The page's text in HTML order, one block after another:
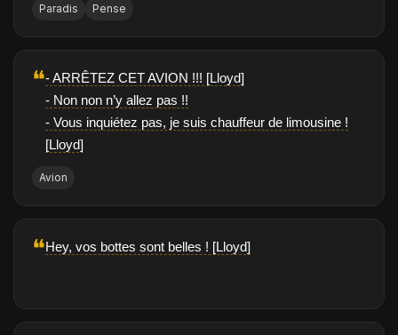
Paradis Pense
❝- ARRÊTEZ CET AVION !!! [Lloyd]
- Non non n’y allez pas !!
- Vous inquiétez pas, je suis chauffeur de limousine !
[Lloyd]
Avion
❝Hey, vos bottes sont belles ! [Lloyd]